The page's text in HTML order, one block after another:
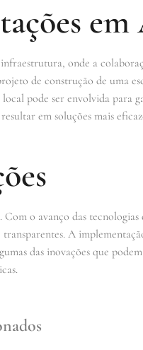
em
onde a
de construção de uma
pode ser envolvida para
em soluções mais
o avanço das
A
das inovações que